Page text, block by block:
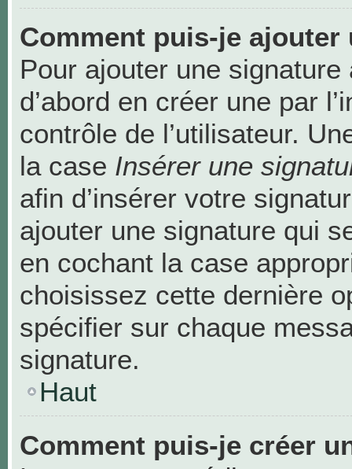
Comment puis-je ajouter
Pour ajouter une
d’abord en créer une par
contrôle de l’utilisateur.
la case Insérer une
afin d’insérer votre
ajouter une signature qui
en cochant la case
choisissez cette dernière
spécifier sur chaque
signature.
Haut
Comment puis-je créer